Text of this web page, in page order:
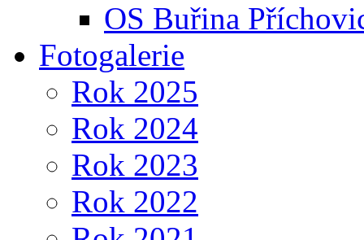
OS Buřina
Fotogalerie
Rok 2025
Rok 2024
Rok 2023
Rok 2022